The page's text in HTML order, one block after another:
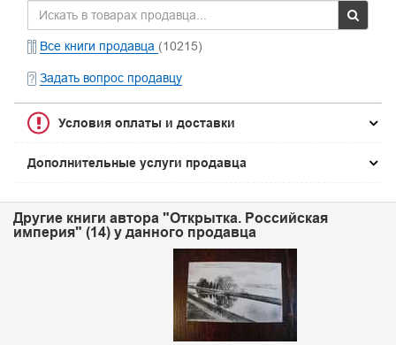
Все книги продавца (10215)
Задать вопрос продавцу
Условия оплаты и доставки
Дополнительные услуги продавца
Другие книги автора "Открытка. Российская
империя" (14) у данного продавца